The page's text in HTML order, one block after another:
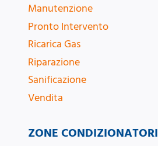
ZONE CONDIZIONATORI
Manutenzione
Pronto Intervento
Ricarica Gas
Riparazione
Sanificazione
Vendita